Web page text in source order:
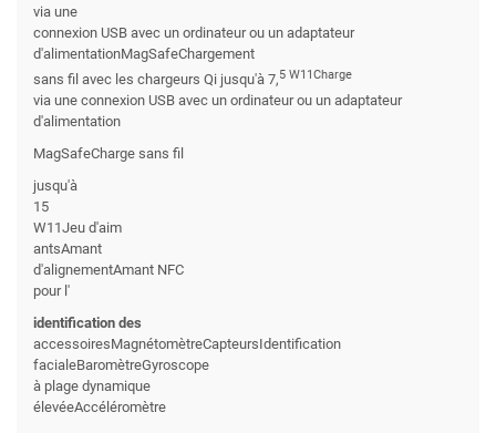
via une
connexion USB avec un ordinateur ou un adaptateur
d'alimentationMagSafeChargement
sans fil avec les chargeurs Qi jusqu'à 7,5 W11Charge
via une connexion USB avec un ordinateur ou un adaptateur
d'alimentation
MagSafeCharge sans fil
jusqu'à
15
W11Jeu d'aim
antsAmant
d'alignementAmant NFC
pour l'
identification des
accessoiresMagnétomètreCapteursIdentification
facialeBaromètreGyroscope
à plage dynamique
élevéeAccéléromètre